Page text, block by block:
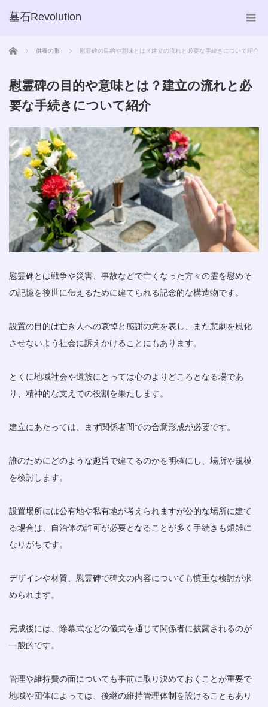
墓石Revolution
ホーム 供養の形 慰霊碑の目的や意味とは？建立の流れと必要な手続きについて紹介
慰霊碑の目的や意味とは？建立の流れと必
要な手続きについて紹介
慰霊碑とは戦争や災害、事故などで亡くなった方々の霊を慰めそ
の記憶を後世に伝えるために建てられる記念的な構造物です。
設置の目的は亡き人への哀悼と感謝の意を表し、また悲劇を風化
させないよう社会に訴えかけることにもあります。
とくに地域社会や遺族にとっては心のよりどころとなる場であ
り、精神的な支えでの役割を果たします。
建立にあたっては、まず関係者間での合意形成が必要です。
誰のためにどのような趣旨で建てるのかを明確にし、場所や規模
を検討します。
設置場所には公有地や私有地が考えられますが公的な場所に建て
る場合は、自治体の許可が必要となることが多く手続きも煩雑に
なりがちです。
デザインや材質、慰霊碑で碑文の内容についても慎重な検討が求
められます。
完成後には、除幕式などの儀式を通じて関係者に披露されるのが
一般的です。
管理や維持費の面についても事前に取り決めておくことが重要で
地域や団体によっては、後継の維持管理体制を設けることもあり